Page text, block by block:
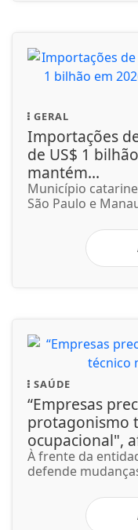
GERAL
Importações
de US$ 1
mantém...
Município
São Paulo e
SAÚDE
“Empresas
protagonismo
ocupacional",
À frente da
defende